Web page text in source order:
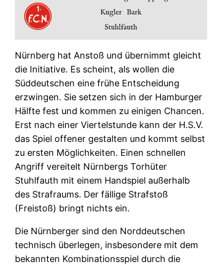
Nürnberg hat Anstoß und übernimmt gleicht
die Initiative. Es scheint, als wollen die
Süddeutschen eine frühe Entscheidung
erzwingen. Sie setzen sich in der Hamburger
Hälfte fest und kommen zu einigen Chancen.
Erst nach einer Viertelstunde kann der H.S.V.
das Spiel offener gestalten und kommt selbst
zu ersten Möglichkeiten. Einen schnellen
Angriff vereitelt Nürnbergs Torhüter
Stuhlfauth mit einem Handspiel außerhalb
des Strafraums. Der fällige Strafstoß
(Freistoß) bringt nichts ein.
Die Nürnberger sind den Norddeutschen
technisch überlegen, insbesondere mit dem
bekannten Kombinationsspiel durch die